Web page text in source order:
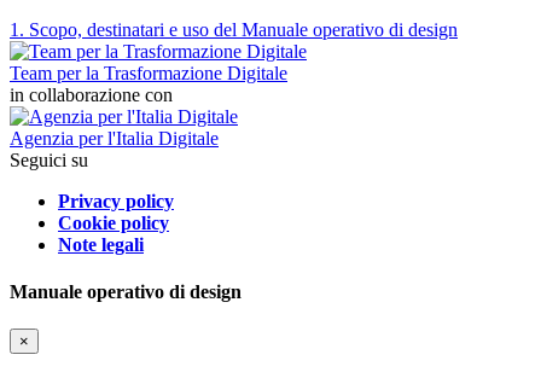
1. Scopo, destinatari e uso del Manuale operativo di design
Team per la Trasformazione Digitale
in collaborazione con
Agenzia per l'Italia Digitale
Seguici su
Privacy policy
Cookie policy
Note legali
Manuale operativo di design
×